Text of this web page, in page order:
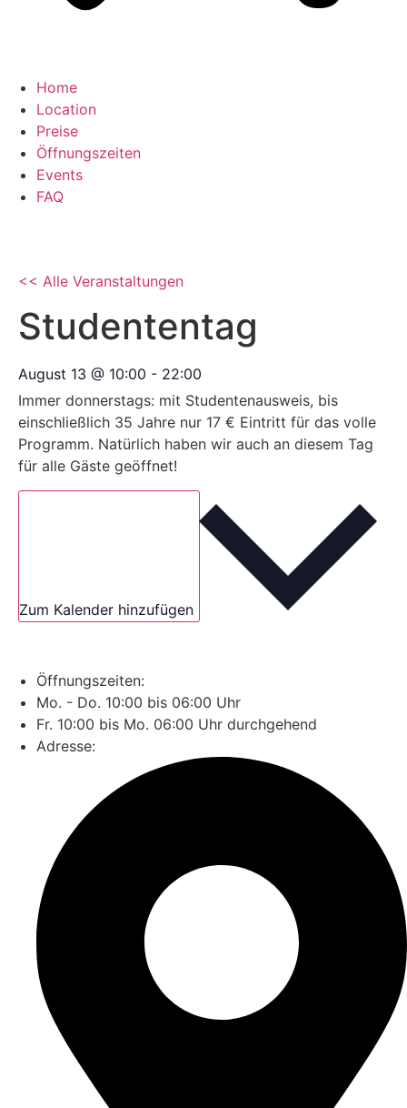
Home
Location
Preise
Öffnungszeiten
Events
FAQ
<< Alle Veranstaltungen
Studententag
August 13 @ 10:00 - 22:00
Immer donnerstags: mit Studentenausweis, bis
einschließlich 35 Jahre nur 17 € Eintritt für das volle
Programm. Natürlich haben wir auch an diesem Tag
für alle Gäste geöffnet!
Zum Kalender hinzufügen
Öffnungszeiten:
Mo. - Do. 10:00 bis 06:00 Uhr
Fr. 10:00 bis Mo. 06:00 Uhr durchgehend
Adresse: